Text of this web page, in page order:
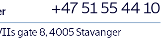
+47 51 55 44 10
gate 8, 4005 Stavanger